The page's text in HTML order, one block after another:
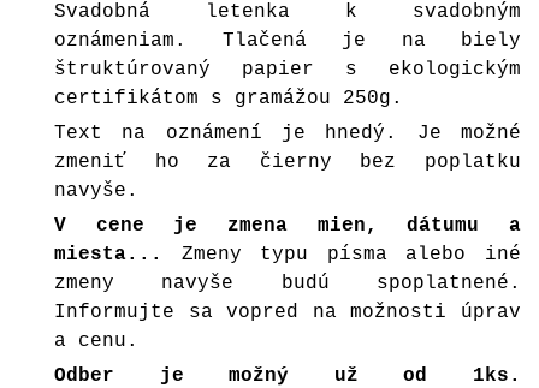
Svadobná letenka k svadobným
oznámeniam. Tlačená je na biely
štruktúrovaný papier s ekologickým
certifikátom s gramážou 250g.
Text na oznámení je hnedý. Je možné
zmeniť ho za čierny bez poplatku
navyše.
V cene je zmena mien, dátumu a
miesta... Zmeny typu písma alebo iné
zmeny navyše budú spoplatnené.
Informujte sa vopred na možnosti úprav
a cenu.
Odber je možný už od 1ks.